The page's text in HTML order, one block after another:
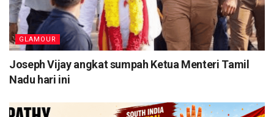
GLAMOUR
Joseph Vijay angkat sumpah Ketua Menteri Tamil
Nadu hari ini